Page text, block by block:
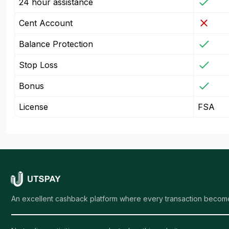
24 hour assistance
Cent Account
Balance Protection
Stop Loss
Bonus
License FSA
An excellent cashback platform where every transaction